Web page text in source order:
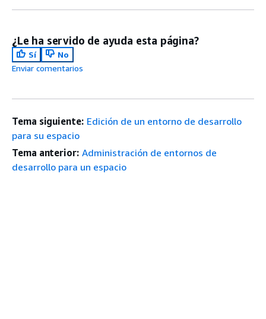
¿Le ha servido de ayuda esta página?
Sí
No
Enviar comentarios
Tema siguiente: Edición de un entorno de desarrollo
para su espacio
Tema anterior: Administración de entornos de
desarrollo para un espacio